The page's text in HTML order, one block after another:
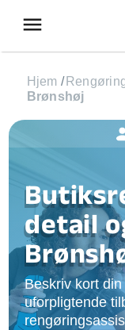
menu
Hjem /
Brønshøj
detail
Beskriv kort
uforpligtende